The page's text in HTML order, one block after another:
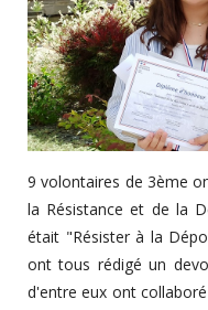
9 volontaires de 3ème
la Résistance et de la
était "Résister à la
ont tous rédigé un
d'entre eux ont